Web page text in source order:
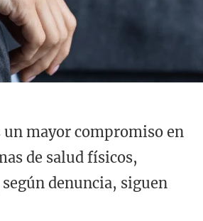
un mayor compromiso en
de salud físicos,
denuncia, siguen